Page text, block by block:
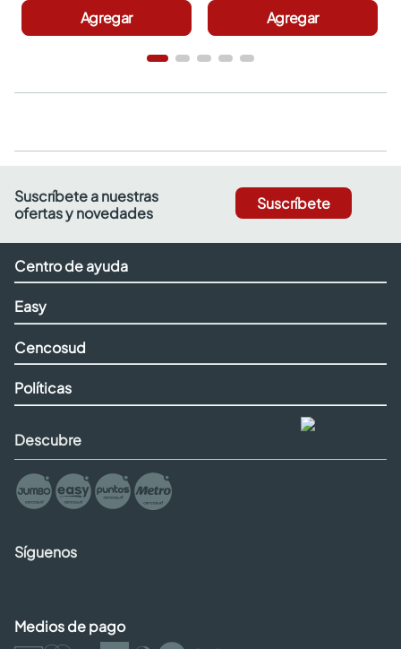
Agregar Agregar
Suscríbete a nuestras
ofertas y novedades
Suscríbete
Centro de ayuda
Easy
Cencosud
Políticas
Descubre
Síguenos
Medios de pago